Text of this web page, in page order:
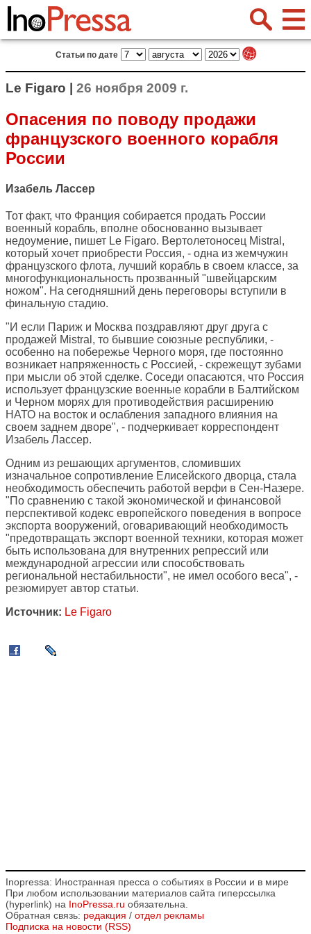
Статьи по дате
Le Figaro | 26 ноября 2009 г.
Опасения по поводу продажи
французского военного корабля
России
Изабель Лассер
Тот факт, что Франция собирается продать России
военный корабль, вполне обоснованно вызывает
недоумение, пишет Le Figaro. Вертолетоносец Mistral,
который хочет приобрести Россия, - одна из жемчужин
французского флота, лучший корабль в своем классе, за
многофункциональность прозванный "швейцарским
ножом". На сегодняшний день переговоры вступили в
финальную стадию.
"И если Париж и Москва поздравляют друг друга с
продажей Mistral, то бывшие союзные республики, -
особенно на побережье Черного моря, где постоянно
возникает напряженность с Россией, - скрежещут зубами
при мысли об этой сделке. Соседи опасаются, что Россия
использует французские военные корабли в Балтийском
и Черном морях для противодействия расширению
НАТО на восток и ослабления западного влияния на
своем заднем дворе", - подчеркивает корреспондент
Изабель Лассер.
Одним из решающих аргументов, сломивших
изначальное сопротивление Елисейского дворца, стала
необходимость обеспечить работой верфи в Сен-Назере.
"По сравнению с такой экономической и финансовой
перспективой кодекс европейского поведения в вопросе
экспорта вооружений, оговаривающий необходимость
"предотвращать экспорт военной техники, которая может
быть использована для внутренних репрессий или
международной агрессии или способствовать
региональной нестабильности", не имел особого веса", -
резюмирует автор статьи.
Источник: Le Figaro
Inopressa: Иностранная пресса о событиях в России и в мире
При любом использовании материалов сайта гиперссылка
(hyperlink) на InoPressa.ru обязательна.
Обратная связь: редакция / отдел рекламы
Подписка на новости (RSS)